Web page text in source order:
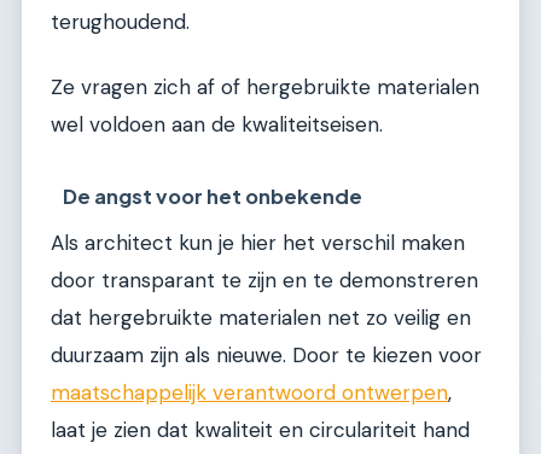
terughoudend.
Ze vragen zich af of hergebruikte materialen
wel voldoen aan de kwaliteitseisen.
De angst voor het onbekende
Als architect kun je hier het verschil maken
door transparant te zijn en te demonstreren
dat hergebruikte materialen net zo veilig en
duurzaam zijn als nieuwe. Door te kiezen voor
maatschappelijk verantwoord ontwerpen,
laat je zien dat kwaliteit en circulariteit hand